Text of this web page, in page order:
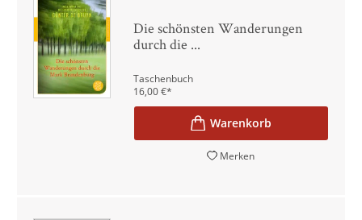
Die schönsten Wanderungen
durch die ...
Taschenbuch
16,00€*
Merken